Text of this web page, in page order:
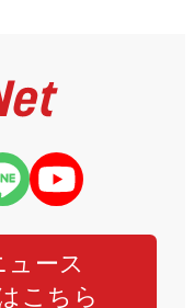
ース
こちら